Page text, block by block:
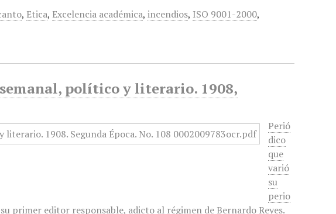
, Etica, Excelencia académica,incendios, ISO 9001-2000,
político y literario. 1908,
Perió
dico
que
varió
su
perio
primer editor responsable, adicto al régimen de Bernardo Reyes.